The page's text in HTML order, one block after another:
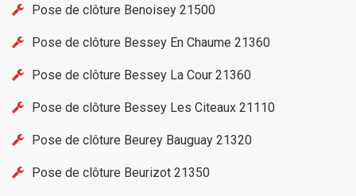
Pose de clôture Benoisey 21500
Pose de clôture Bessey En Chaume 21360
Pose de clôture Bessey La Cour 21360
Pose de clôture Bessey Les Citeaux 21110
Pose de clôture Beurey Bauguay 21320
Pose de clôture Beurizot 21350